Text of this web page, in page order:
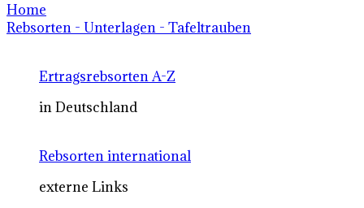
Home
Rebsorten - Unterlagen - Tafeltrauben
Ertragsrebsorten A-Z
in Deutschland
Rebsorten international
externe Links